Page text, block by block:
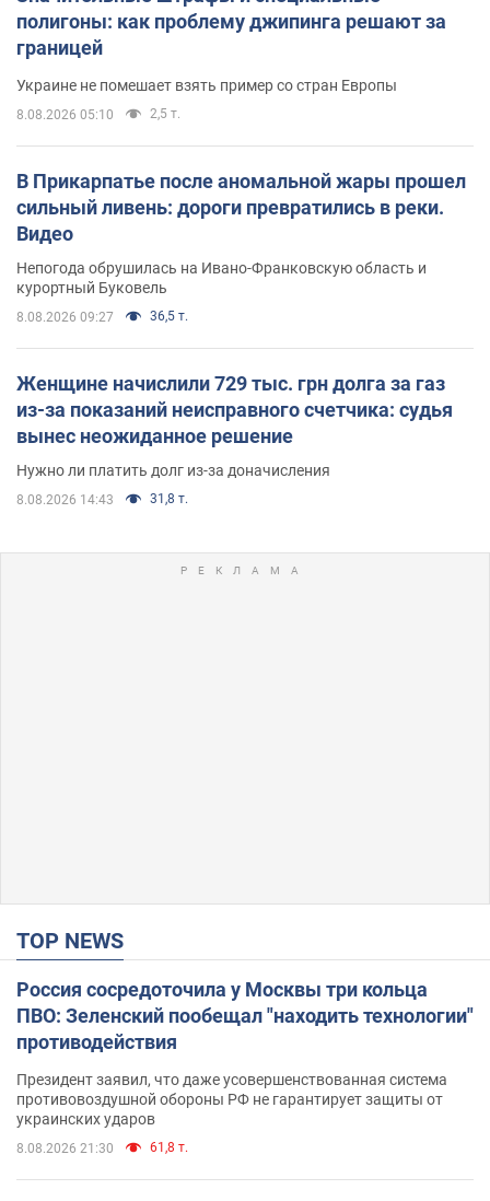
полигоны: как проблему джипинга решают за
границей
Украине не помешает взять пример со стран Европы
8.08.2026 05:10 2,5 т.
В Прикарпатье после аномальной жары прошел
сильный ливень: дороги превратились в реки.
Видео
Непогода обрушилась на Ивано-Франковскую область и
курортный Буковель
8.08.2026 09:27 36,5 т.
Женщине начислили 729 тыс. грн долга за газ
из-за показаний неисправного счетчика: судья
вынес неожиданное решение
Нужно ли платить долг из-за доначисления
8.08.2026 14:43 31,8 т.
TOP NEWS
Россия сосредоточила у Москвы три кольца
ПВО: Зеленский пообещал "находить технологии"
противодействия
Президент заявил, что даже усовершенствованная система
противовоздушной обороны РФ не гарантирует защиты от
украинских ударов
8.08.2026 21:30 61,8 т.